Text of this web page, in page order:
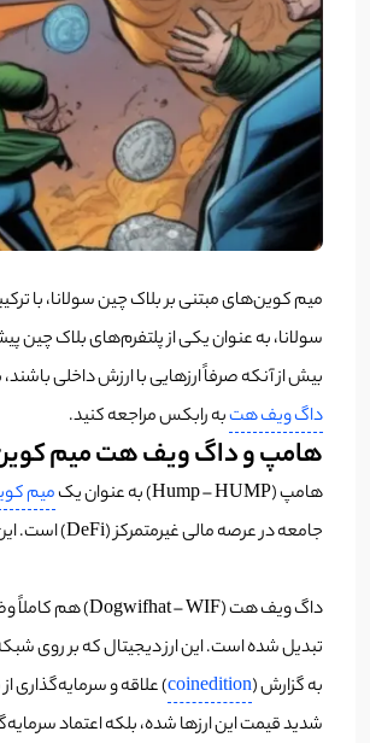
میم کوین‌های مبتنی بر بلاک چین سولانا، با
سولانا، به عنوان یکی از پلتفرم‌های بلاک
بیش از آنکه صرفاً ارزهایی با ارزش داخلی باشند، بر
داگ ویف هتبه رابکس مراجعه کنید.
هامپ و داگ ویف هت میم
هامپ (Hump – HUMP) به عنوان یک میم
جامعه در عرصه مالی غیرمتمرکز (DeFi) است. این ارز با رویکرد منحصربه‌فرد خود برای ترکیب فرهنگ میم با فناوری مالی در بلاکچین سولانا، توجه‌ها را به خود جلب کرده است.
تبدیل شده است. این ارز دیجیتال که بر روی
به گزارش (coinedition
شدید قیمت این ارزها شده، بلکه اعتماد